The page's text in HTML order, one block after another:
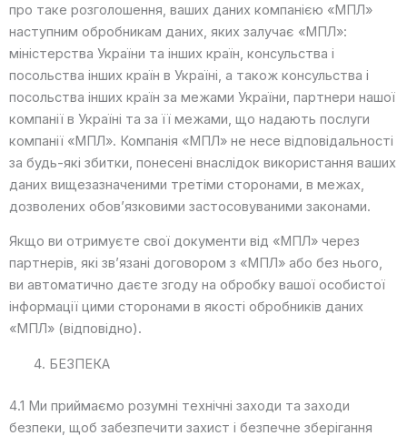
про таке розголошення, ваших даних компанією «МПЛ»
наступним обробникам даних, яких залучає «МПЛ»:
міністерства України та інших країн, консульства і
посольства інших країн в Україні, а також консульства і
посольства інших країн за межами України, партнери нашої
компанії в Україні та за її межами, що надають послуги
компанії «МПЛ». Компанія «МПЛ» не несе відповідальності
за будь-які збитки, понесені внаслідок використання ваших
даних вищезазначеними третіми сторонами, в межах,
дозволених обов’язковими застосовуваними законами.
Якщо ви отримуєте свої документи від «МПЛ» через
партнерів, які зв’язані договором з «МПЛ» або без нього,
ви автоматично даєте згоду на обробку вашої особистої
інформації цими сторонами в якості обробників даних
«МПЛ» (відповідно).
БЕЗПЕКА
4.1 Ми приймаємо розумні технічні заходи та заходи
безпеки, щоб забезпечити захист і безпечне зберігання